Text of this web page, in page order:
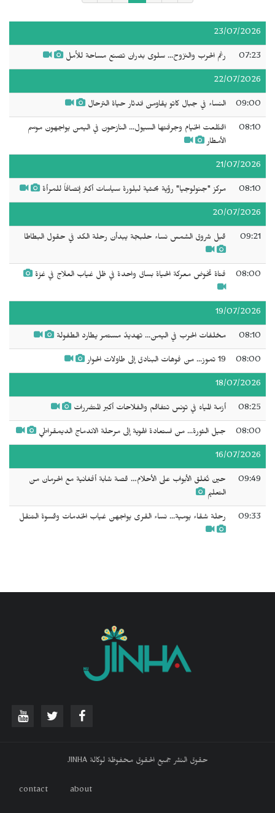
23/07/2026
07:23 رغم الحرب والنزوح... سلوى بدران تصنع مساحة للأمل
22/07/2026
09:00 النساء في جبال كاتو يقاومن اندثار حياة الترحال
08:10
اقتُلعت الخيام وجرفتها السيول... النازحون في اليمن يواجهون موسم
الأمطار
21/07/2026
08:10 مركز "جنولوجيا" رؤية بحثية لبلورة سياسات أكثر إنصافاً للمرأة
20/07/2026
09:21 قبل شروق الشمس نساء حلبجة يبدأن رحلة الكد في حقول البطاطا
08:00 فتاة تخوض معركة الحياة بساق واحدة في ظل غياب العلاج في غزة
19/07/2026
08:10 مخلفات الحرب في اليمن... تهديدٌ مستمر يطارد الطفولة
08:00 19 تموز... من فوهات البنادق إلى طاولات الحوار
18/07/2026
08:25 أزمة المياه في تونس تتفاقم والفلاحات أكبر المتضررات
08:00 جيل الثورة... من استعادة الهوية إلى مرحلة الاندماج الديمقراطي
16/07/2026
09:49
حين تُغلق الأبواب على الأحلام… قصة شابة أفغانية مع الحرمان من
التعليم
09:33 رحلة شقاء يومية... نساء القرى يواجهن غياب الخدمات وقسوة التنقل
حقوق النشر جميع الحقوق محفوظة لوكالة JINHA
about
contact